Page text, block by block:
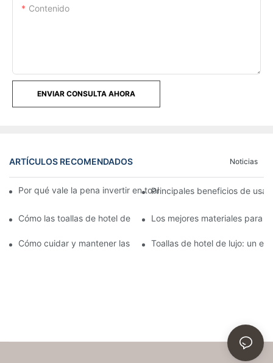
Contenido
ENVIAR CONSULTA AHORA
ARTÍCULOS RECOMENDADOS Noticias
Por qué vale la pena invertir en toallas de hotel de lujo para su
Principales beneficios de
Cómo las toallas de hotel de lujo mejoran la satisfacción y la
Los mejores materiales para
Cómo cuidar y mantener las toallas de hotel de lujo
Toallas de hotel de lujo: un